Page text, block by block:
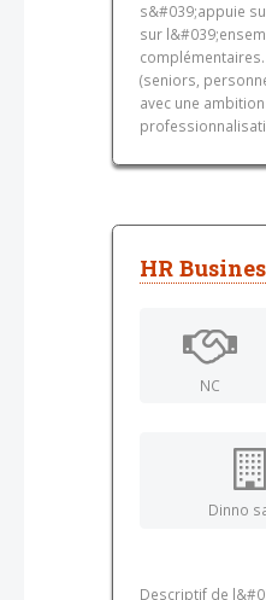
s&#039;appuie
sur
(seniors,
avec une
HR
NC
Dinno
Descriptif de